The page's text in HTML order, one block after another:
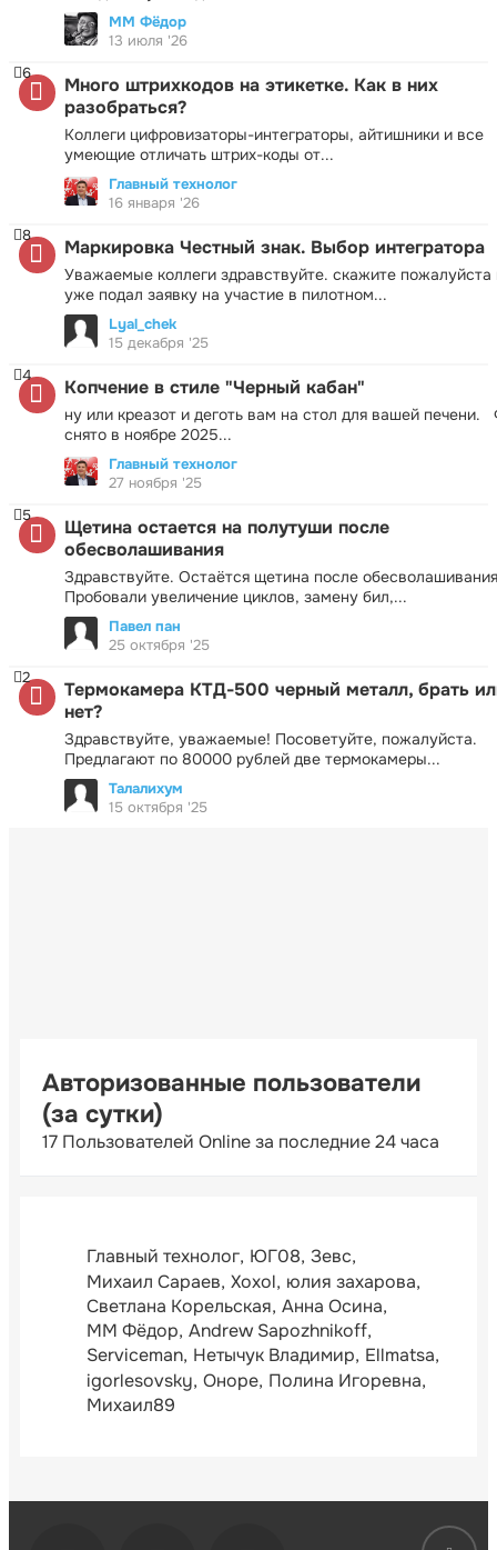
ММ Фёдор
13 июля '26
Много штрихкодов на этикетке. Как в них
разобраться?
Коллеги цифровизаторы-интеграторы, айтишники и все
умеющие отличать штрих-коды от...
6
Главный технолог
16 января '26
Маркировка Честный знак. Выбор интегратора
Уважаемые коллеги здравствуйте. скажите пожалуйста
уже подал заявку на участие в пилотном...
8
Lyal_chek
15 декабря '25
Копчение в стиле "Черный кабан"
ну или креазот и деготь вам на стол для вашей печени.
снято в ноябре 2025...
4
Главный технолог
27 ноября '25
Щетина остается на полутуши после
обесволашивания
Здравствуйте. Остаётся щетина после
Пробовали увеличение циклов, замену бил,...
5
Павел пан
25 октября '25
Термокамера КТД-500 черный металл, брать
нет?
Здравствуйте, уважаемые! Посоветуйте, пожалуйста.
Предлагают по 80000 рублей две термокамеры...
2
Талалихум
15 октября '25
Авторизованные пользователи
(за сутки)
17 Пользователей Online за последние 24 часа
Главный технолог ЮГ08 Зевс
Михаил Сараев Xoxol юлия захарова
Светлана Корельская Анна Осина
ММ Фёдор Andrew Sapozhnikoff
Serviceman Нетычук Владимир Ellmatsa
igorlesovsky Оноре Полина Игоревна
Михаил89